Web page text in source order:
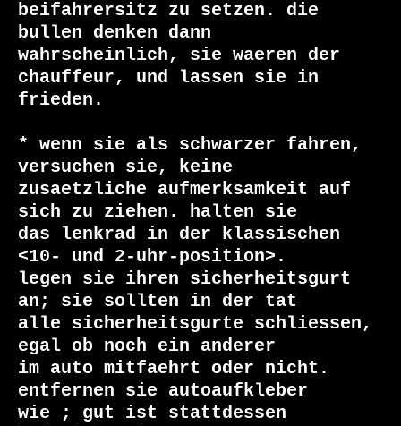
beifahrersitz zu setzen. die
bullen denken dann
wahrscheinlich, sie waeren der
chauffeur, und lassen sie in
frieden.
* wenn sie als schwarzer fahren,
versuchen sie, keine
zusaetzliche aufmerksamkeit auf
sich zu ziehen. halten sie
das lenkrad in der klassischen
<10- und 2-uhr-position>.
legen sie ihren sicherheitsgurt
an; sie sollten in der tat
alle sicherheitsgurte schliessen,
egal ob noch ein anderer
im auto mitfaehrt oder nicht.
entfernen sie autoaufkleber
wie
; gut ist stattdessen